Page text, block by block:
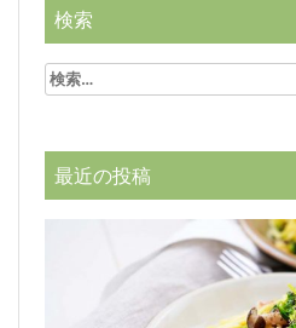
検索
検
索:
最近の投稿